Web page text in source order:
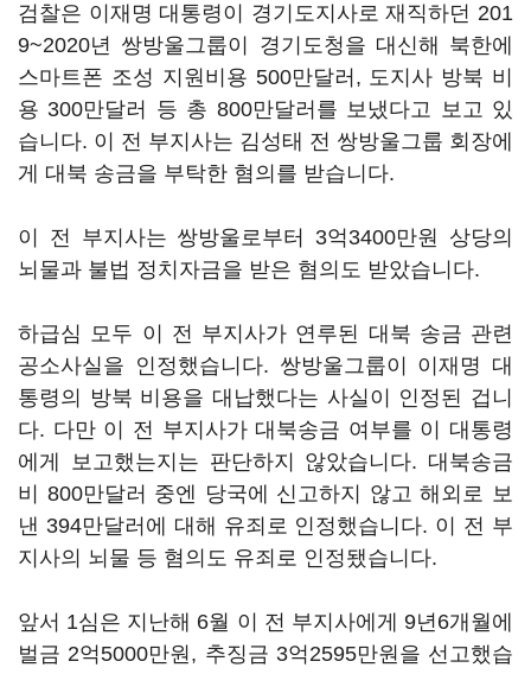
검찰은 이재명 대통령이 경기도지사로 재직하던 201
9~2020년 쌍방울그룹이 경기도청을 대신해 북한에
스마트폰 조성 지원비용 500만달러, 도지사 방북 비
용 300만달러 등 총 800만달러를 보냈다고 보고 있
습니다. 이 전 부지사는 김성태 전 쌍방울그룹 회장에
게 대북 송금을 부탁한 혐의를 받습니다.
이 전 부지사는 쌍방울로부터 3억3400만원 상당의
뇌물과 불법 정치자금을 받은 혐의도 받았습니다.
하급심 모두 이 전 부지사가 연루된 대북 송금 관련
공소사실을 인정했습니다. 쌍방울그룹이 이재명 대
통령의 방북 비용을 대납했다는 사실이 인정된 겁니
다. 다만 이 전 부지사가 대북송금 여부를 이 대통령
에게 보고했는지는 판단하지 않았습니다. 대북송금
비 800만달러 중엔 당국에 신고하지 않고 해외로 보
낸 394만달러에 대해 유죄로 인정했습니다. 이 전 부
지사의 뇌물 등 혐의도 유죄로 인정됐습니다.
앞서 1심은 지난해 6월 이 전 부지사에게 9년6개월에
벌금 2억5000만원, 추징금 3억2595만원을 선고했습